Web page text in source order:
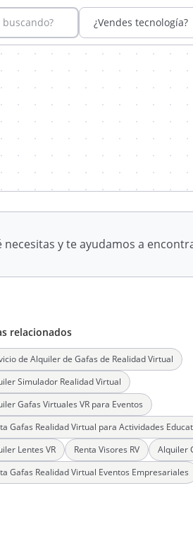
¿Vendes tecnología?
y te ayudamos a
relacionados
de Alquiler de Gafas de Realidad Virtual
Simulador Realidad Virtual
Gafas Virtuales VR para Eventos
Gafas Realidad Virtual para Actividades
Lentes VR
Renta Visores RV
Alquiler
Gafas Realidad Virtual Eventos Empresariales